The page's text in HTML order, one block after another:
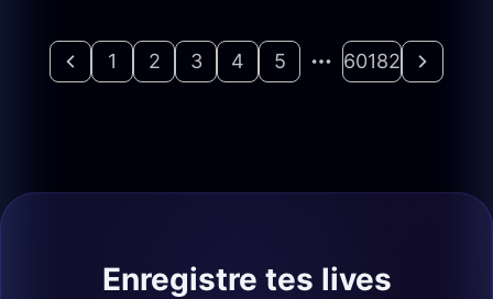
1 2 3 4 5 60182
Enregistre tes lives